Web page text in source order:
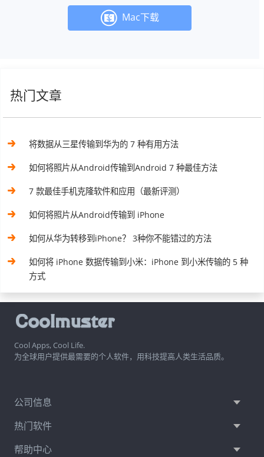
Mac下载
热门文章
将数据从三星传输到华为的 7 种有用方法
如何将照片从Android传输到Android 7 种最佳方法
7 款最佳手机克隆软件和应用（最新评测）
如何将照片从Android传输到 iPhone
如何从华为转移到iPhone？ 3种你不能错过的方法
如何将 iPhone 数据传输到小米：iPhone 到小米传输的 5 种
方式
Cool Apps, Cool Life.
为全球用户提供最需要的个人软件，用科技提高人类生活品质。
公司信息
热门软件
帮助中心